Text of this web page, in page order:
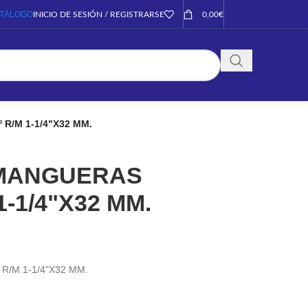
INICIO DE SESIÓN / REGISTRARSE 0,00€
R/M 1-1/4"X32 MM.
1/4"X32 MM.
M 1-1/4"X32 MM.